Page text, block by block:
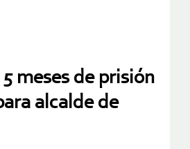
meses de prisión
alcalde de